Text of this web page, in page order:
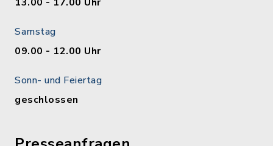
Samstag
09.00 - 12.00 Uhr
Sonn- und Feiertag
geschlossen